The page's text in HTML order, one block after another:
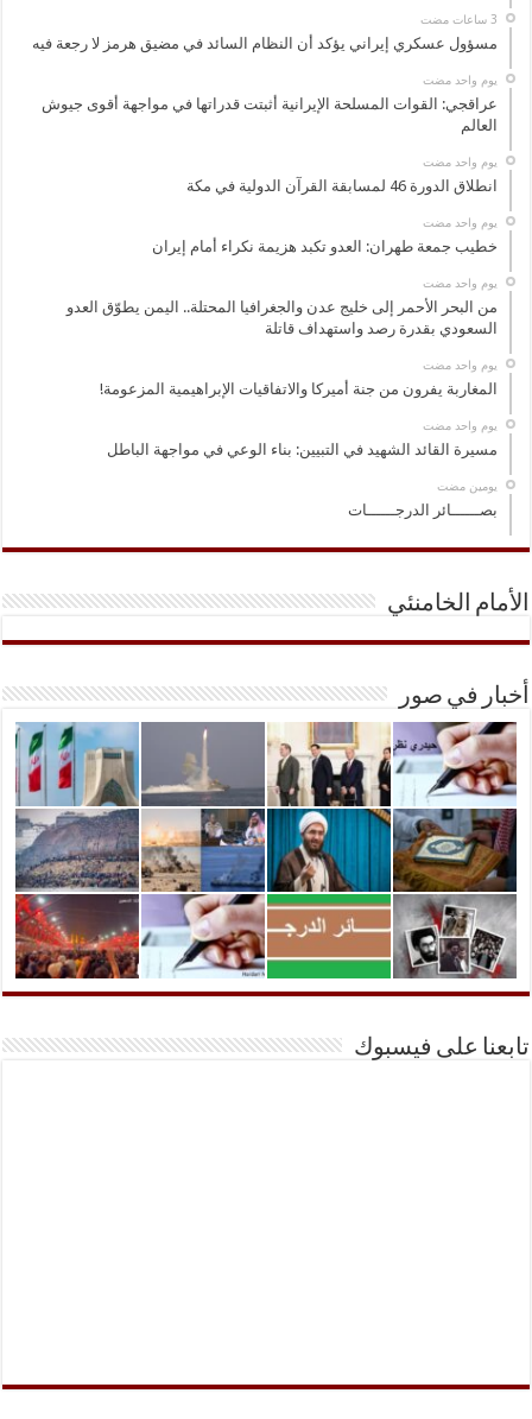
مسؤول عسكري إيراني يؤكد أن النظام السائد في مضيق هرمز لا رجعة فيه
‏يوم واحد مضت
عراقجي: القوات المسلحة الإيرانية أثبتت قدراتها في مواجهة أقوى جيوش
العالم
‏يوم واحد مضت
انطلاق الدورة 46 لمسابقة القرآن الدولية في مكة
‏يوم واحد مضت
خطيب جمعة طهران: العدو تكبد هزيمة نكراء أمام إيران
‏يوم واحد مضت
من البحر الأحمر إلى خليج عدن والجغرافيا المحتلة.. اليمن يطوّق العدو
السعودي بقدرة رصد واستهداف قاتلة
‏يوم واحد مضت
المغاربة يفرون من جنة أميركا والاتفاقيات الإبراهيمية المزعومة!
‏يوم واحد مضت
مسيرة القائد الشهيد في التبيين: بناء الوعي في مواجهة الباطل
‏يومين مضت
بصــــــائر الدرجــــــات
الأمام الخامنئي
أخبار في صور
تابعنا على فيسبوك